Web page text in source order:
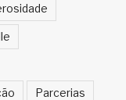
Parcerias